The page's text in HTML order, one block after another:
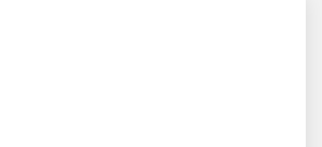
cementdekvloer. Elke klus waar
muur van gasbeton of gips niet in deze